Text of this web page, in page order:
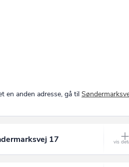
en anden adresse, gå til
17